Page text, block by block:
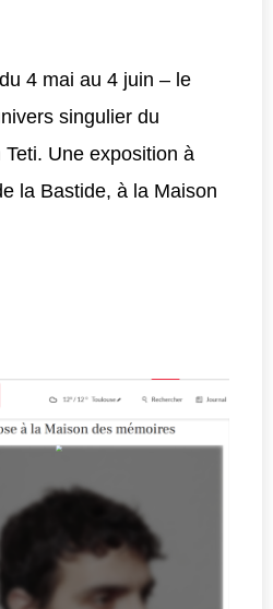
4 mai au 4 juin – le
singulier du
Une exposition à
la Bastide, à la Maison